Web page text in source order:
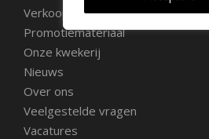
Verkooppunten
Promotiemateriaal
Onze kwekerij
Nieuws
Over ons
Veelgestelde vragen
Vacatures